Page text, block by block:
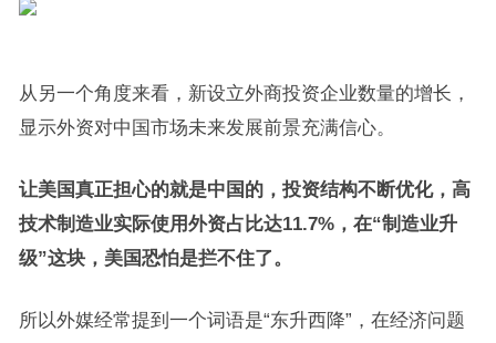
从另一个角度来看，新设立外商投资企业数量的增长，
显示外资对中国市场未来发展前景充满信心。
让美国真正担心的就是中国的，投资结构不断优化，高
技术制造业实际使用外资占比达11.7%，在“制造业升
级”这块，美国恐怕是拦不住了。
所以外媒经常提到一个词语是“东升西降”，在经济问题